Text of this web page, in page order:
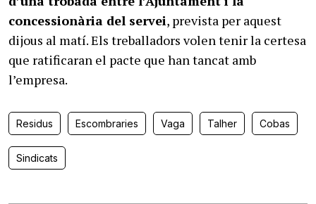
concessionària del servei, prevista per aquest
dijous al matí. Els treballadors volen tenir la certesa
que ratificaran el pacte que han tancat amb
l’empresa.
Residus Escombraries Vaga Talher Cobas
Sindicats